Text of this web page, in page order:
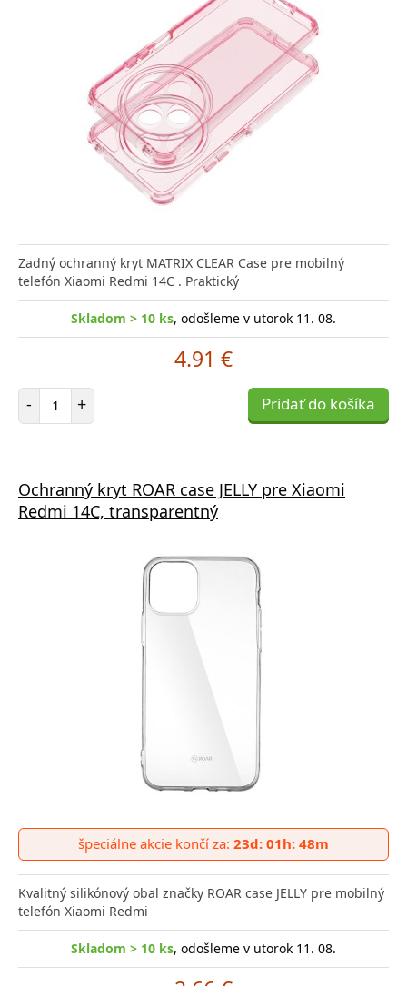
Zadný ochranný kryt MATRIX CLEAR Case pre mobilný
telefón Xiaomi Redmi 14C . Praktický
Skladom > 10 ks, odošleme v utorok 11. 08.
4.91 €
- Počet položiek
+ Pridať do košíka
Ochranný kryt ROAR case JELLY pre Xiaomi
Redmi 14C, transparentný
špeciálne akcie končí za: 23d: 01h: 48m
Kvalitný silikónový obal značky ROAR case JELLY pre mobilný
telefón Xiaomi Redmi
Skladom > 10 ks, odošleme v utorok 11. 08.